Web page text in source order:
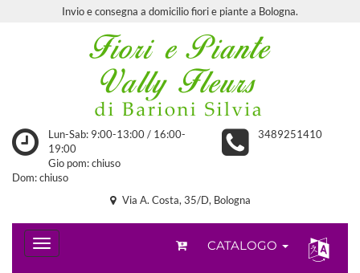
Invio e consegna a domicilio fiori e piante a Bologna.
Lun-Sab: 9:00-13:00 / 16:00-
19:00
Gio pom: chiuso
Dom: chiuso
3489251410
Via A. Costa, 35/D, Bologna
CATALOGO